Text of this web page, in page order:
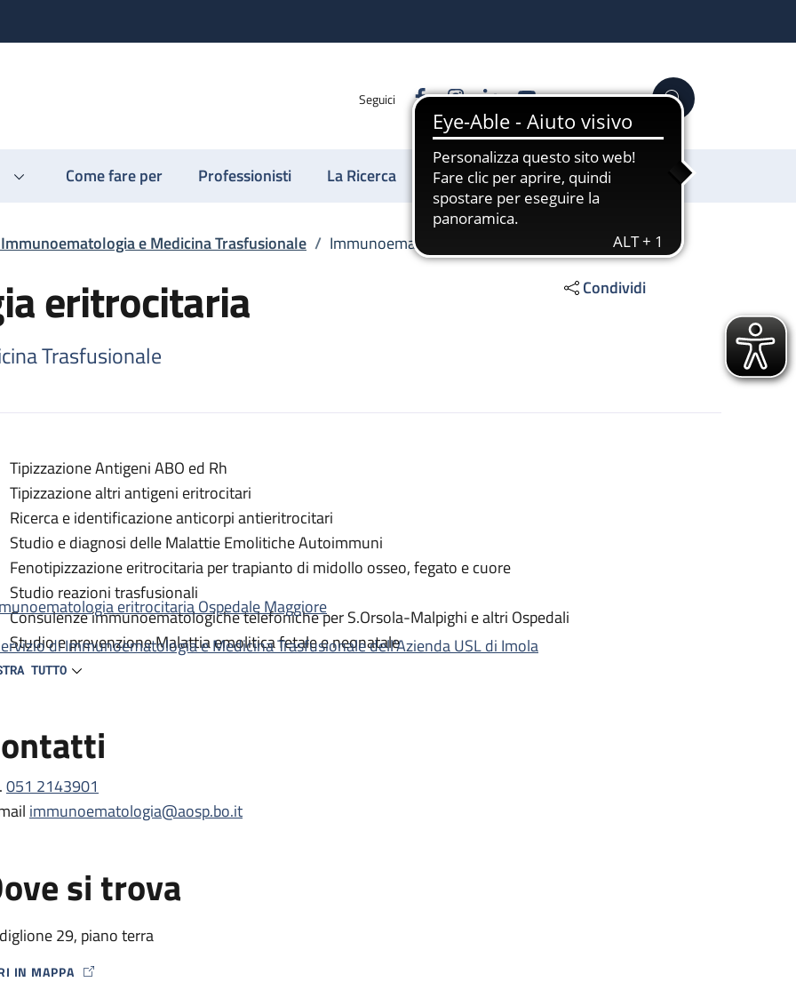
Seguici FacebookInstagram
LinkedinYouTube Cerca
Come fare per Professionisti La Ricerca Sostienici
e Medicina Trasfusionale / Immunoematologia eritrocitaria
eritrocitaria
Trasfusionale
Condividi
Tipizzazione Antigeni ABO ed Rh
Tipizzazione altri antigeni eritrocitari
Ricerca e identificazione anticorpi antieritrocitari
Studio e diagnosi delle Malattie Emolitiche Autoimmuni
Fenotipizzazione eritrocitaria per trapianto di midollo osseo, fegato e cuore
Studio reazioni trasfusionali
Consulenze immunoematologiche telefoniche per S.Orsola-Malpighi e altri Ospedali
Studio e prevenzione Malattia emolitica fetale e neonatale
Studio compatibilità eritrocitaria della coppia
Consulenza incompatibilità Rh madre - neonato
Prescrizione immunoprofilassi anti D
Sieroteca gravide allo immunizzate
eritrocitaria Ospedale Maggiore
di Immunoematologia e Medicina Trasfusionale dell'Azienda USL di Imola
TUTTO
051 2143901
immunoematologia@aosp.bo.it
si trova
29, piano terra
IN MAPPA
ICON